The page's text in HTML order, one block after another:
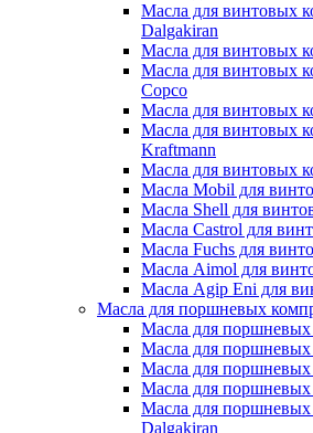
Масла для винтовых
Dalgakiran
Масла для винтовых
Масла для винтовых
Copco
Масла для винтовых
Масла для винтовых
Kraftmann
Масла для винтовых
Масла Mobil для
Масла Shell для
Масла Castrol для
Масла Fuchs для
Масла Aimol для
Масла Agip Eni для
Масла для поршневых
Масла для поршневых
Масла для поршневых
Масла для поршневых
Масла для поршневых
Масла для поршневых
Dalgakiran